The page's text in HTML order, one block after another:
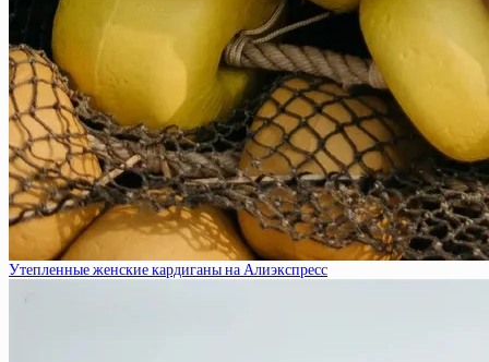
Утепленные женские кардиганы на Алиэкспресс